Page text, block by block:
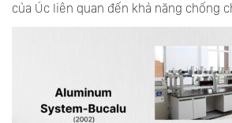
của Úc liên quan đến khả năng chống